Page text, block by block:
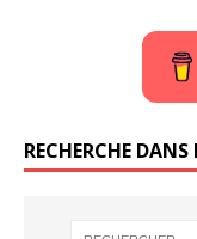
RECHERCHE